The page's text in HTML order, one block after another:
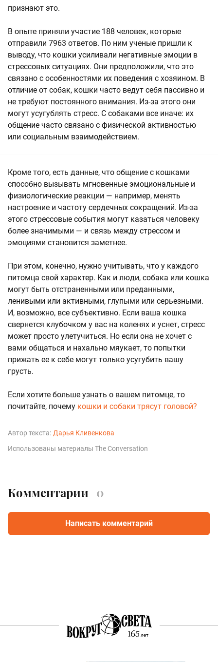
признают это.
В опыте приняли участие 188 человек, которые
отправили 7963 ответов. По ним ученые пришли к
выводу, что кошки усиливали негативные эмоции в
стрессовых ситуациях. Они предположили, что это
связано с особенностями их поведения с хозяином. В
отличие от собак, кошки часто ведут себя пассивно и
не требуют постоянного внимания. Из‑за этого они
могут усугублять стресс. С собаками все иначе: их
общение часто связано с физической активностью
или социальным взаимодействием.
Кроме того, есть данные, что общение с кошками
способно вызывать мгновенные эмоциональные и
физиологические реакции — например, менять
настроение и частоту сердечных сокращений. Из‑за
этого стрессовые события могут казаться человеку
более значимыми — и связь между стрессом и
эмоциями становится заметнее.
При этом, конечно, нужно учитывать, что у каждого
питомца свой характер. Как и люди, собака или кошка
могут быть отстраненными или преданными,
ленивыми или активными, глупыми или серьезными.
И, возможно, все субъективно. Если ваша кошка
свернется клубочком у вас на коленях и уснет, стресс
может просто улетучиться. Но если она не хочет с
вами общаться и нахально мяукает, то попытки
прижать ее к себе могут только усугубить вашу
грусть.
Если хотите больше узнать о вашем питомце, то
почитайте, почему кошки и собаки трясут головой?
Автор текста: Дарья Кливенкова
Использованы материалы The Conversation
Комментарии 0
Написать комментарий